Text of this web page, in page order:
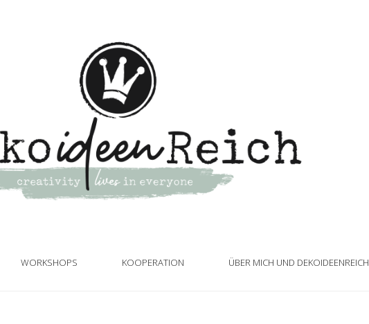
WORKSHOPS KOOPERATION ÜBER MICH UND DEKOIDEENREICH